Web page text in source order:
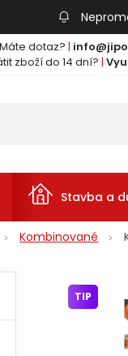
Máte dotaz? |
zboží do 14 dní? |
Stavba a
Kombinované
TIP